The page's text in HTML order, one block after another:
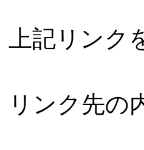
上記リン
リンク先の